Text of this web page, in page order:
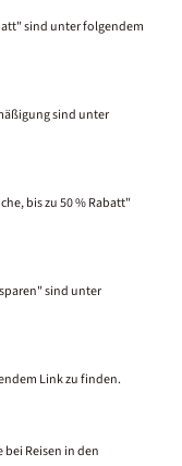
sind unter folgendem
sind unter
bis zu 50 % Rabatt"
sind unter
Link zu finden.
Reisen in den